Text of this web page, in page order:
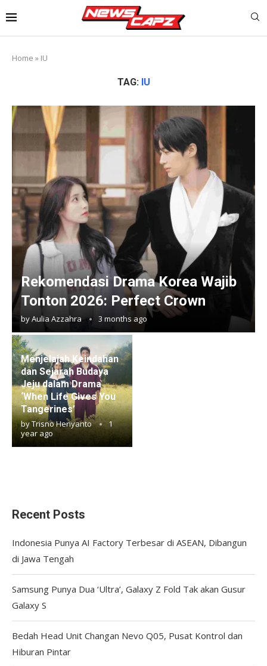
Home » IU
TAG: IU
Rekomendasi Drama Korea Wajib
Tonton 2026: Perfect Crown
byAulia Azzahra 3 months ago
Menjelajah Keindahan
dan Sejarah Budaya
Jeju dalam Drama
‘When Life Gives You
Tangerines’
byTrisno Heriyanto
1
year ago
Recent Posts
Indonesia Punya AI Factory Terbesar di ASEAN, Dibangun
di Jawa Tengah
Samsung Punya Dua ‘Ultra’, Galaxy Z Fold Tak akan Gusur
Galaxy S
Bedah Head Unit Changan Nevo Q05, Pusat Kontrol dan
Hiburan Pintar